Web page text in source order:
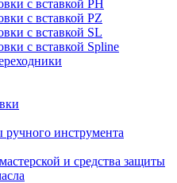
с вставкой PH
с вставкой PZ
с вставкой SL
с вставкой Spline
инструмента
и средства защиты